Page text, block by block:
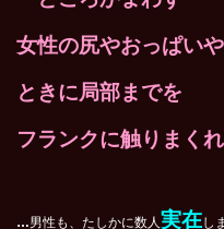
女性の尻やおっぱい
ときに局部までを
フランクに触りまくれ
…男性も、たしかに数人実在し